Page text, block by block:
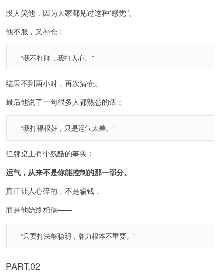
没人笑他，因为大家都见过这种“感觉”。
他不服，又补仓：
“我不打牌，我打人心。”
结果不到两小时，再次清仓。
最后他说了一句很多人都熟悉的话：
“我打得很好，只是运气太差。”
但牌桌上有个残酷的事实：
运气，从来不是你能控制的那一部分。
真正让人心碎的，不是输钱，
而是他始终相信——
“只要打法够聪明，牌力根本不重要。”
PART.02